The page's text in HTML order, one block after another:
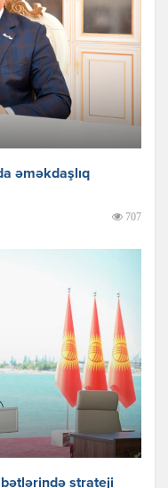
əməkdaşlıq
707
strateji